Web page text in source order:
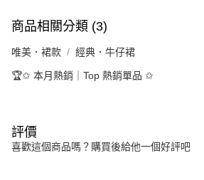
商品相關分類 (3)
唯美．裙款 經典．牛仔裙
🏆✩ 本月熱銷｜Top 熱銷單品 ✩
評價
喜歡這個商品嗎？購買後給他一個好評吧